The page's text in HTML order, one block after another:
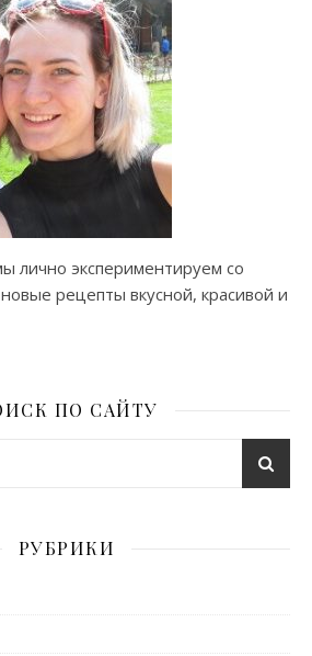
лично экспериментируем со
рецепты вкусной, красивой и
ПО САЙТУ
РУБРИКИ